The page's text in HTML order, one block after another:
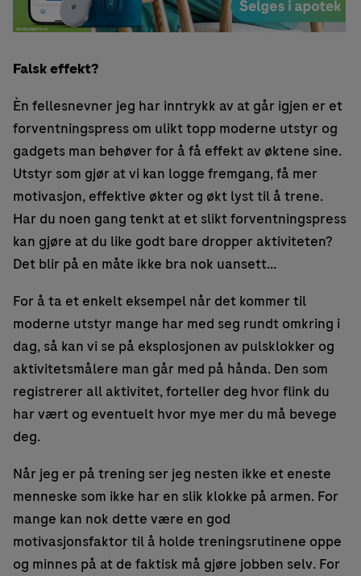
Falsk effekt?
Èn fellesnevner jeg har inntrykk av at går igjen er et
forventningspress om ulikt topp moderne utstyr og
gadgets man behøver for å få effekt av øktene sine.
Utstyr som gjør at vi kan logge fremgang, få mer
motivasjon, effektive økter og økt lyst til å trene.
Har du noen gang tenkt at et slikt forventningspress
kan gjøre at du like godt bare dropper aktiviteten?
Det blir på en måte ikke bra nok uansett…
For å ta et enkelt eksempel når det kommer til
moderne utstyr mange har med seg rundt omkring i
dag, så kan vi se på eksplosjonen av pulsklokker og
aktivitetsmålere man går med på hånda. Den som
registrerer all aktivitet, forteller deg hvor flink du
har vært og eventuelt hvor mye mer du må bevege
deg.
Når jeg er på trening ser jeg nesten ikke et eneste
menneske som ikke har en slik klokke på armen. For
mange kan nok dette være en god
motivasjonsfaktor til å holde treningsrutinene oppe
og minnes på at de faktisk må gjøre jobben selv. For